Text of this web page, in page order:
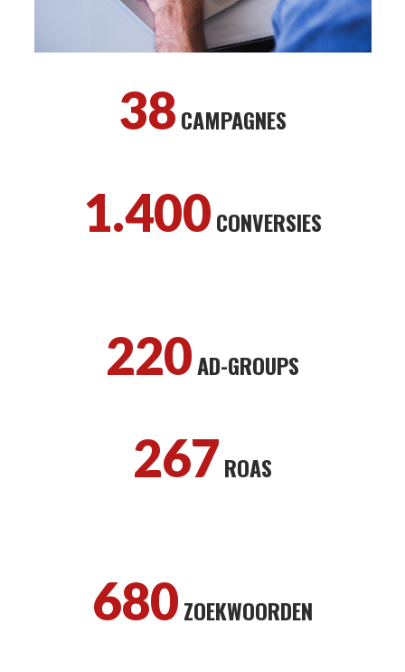
38CAMPAGNES
1.400CONVERSIES
220AD-GROUPS
267ROAS
680ZOEKWOORDEN